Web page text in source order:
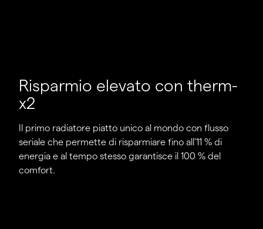
Risparmio elevato con therm-
x2
Il primo radiatore piatto unico al mondo con flusso
seriale che permette di risparmiare fino all'11 % di
energia e al tempo stesso garantisce il 100 % del
comfort.